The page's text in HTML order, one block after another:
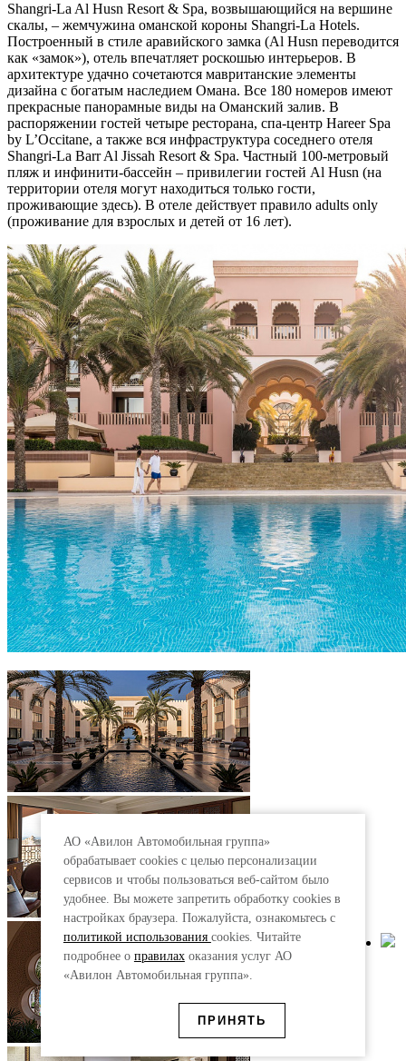
АО «Авилон Автомобильная группа»
обрабатывает cookies с целью персонализации
сервисов и чтобы пользоваться веб-сайтом было
удобнее. Вы можете запретить обработку сookies в
настройках браузера. Пожалуйста, ознакомьтесь с
политикой использования cookies. Читайте
подробнее о правилахоказания услуг АО
«Авилон Автомобильная группа».
ПРИНЯТЬ
Shangri-La Al Husn Resort & Spa, возвышающийся на вершине
скалы, – жемчужина оманской короны Shangri-La Hotels.
Построенный в стиле аравийского замка (Al Husn переводится
как «замок»), отель впечатляет роскошью интерьеров. В
архитектуре удачно сочетаются мавританские элементы
дизайна с богатым наследием Омана. Все 180 номеров имеют
прекрасные панорамные виды на Оманский залив. В
распоряжении гостей четыре ресторана, спа-центр Hareer Spa
by L’Occitane, а также вся инфраструктура соседнего отеля
Shangri-La Barr Al Jissah Resort & Spa. Частный 100-метровый
пляж и инфинити-бассейн – привилегии гостей Al Husn (на
территории отеля могут находиться только гости,
проживающие здесь). В отеле действует правило adults only
(проживание для взрослых и детей от 16 лет).